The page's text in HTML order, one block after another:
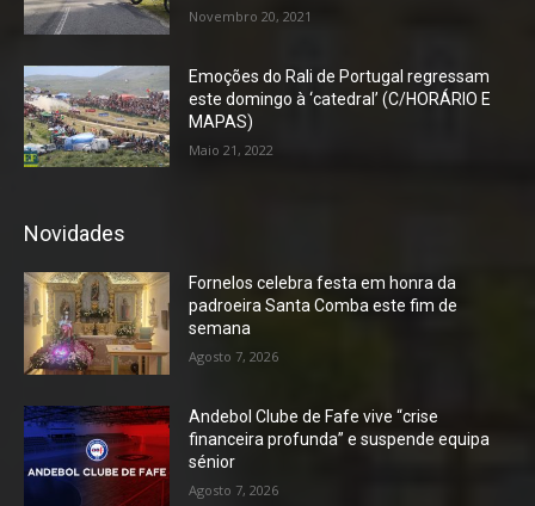
Novembro 20, 2021
Emoções do Rali de Portugal regressam
este domingo à ‘catedral’ (C/HORÁRIO E
MAPAS)
Maio 21, 2022
Novidades
Fornelos celebra festa em honra da
padroeira Santa Comba este fim de
semana
Agosto 7, 2026
Andebol Clube de Fafe vive “crise
financeira profunda” e suspende equipa
sénior
Agosto 7, 2026